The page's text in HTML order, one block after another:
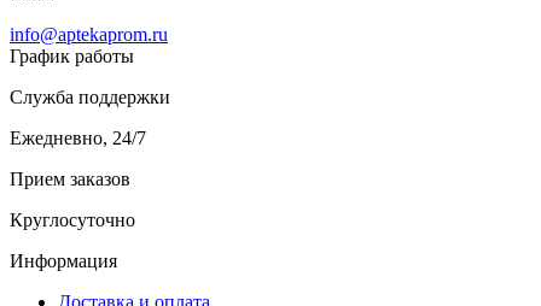
info@aptekaprom.ru
График работы
Служба поддержки
Ежедневно, 24/7
Прием заказов
Круглосуточно
Информация